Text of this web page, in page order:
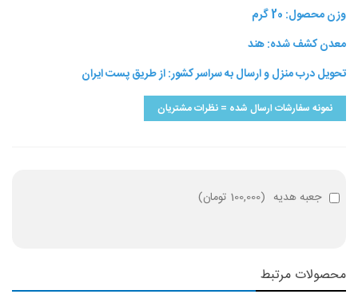
وزن محصول: 20 گرم
معدن کشف شده: هند
تحویل درب منزل و ارسال به سراسر کشور: از طریق پست ایران
نمونه سفارشات ارسال شده = نظرات مشتریان
جعبه هدیه (100,000 تومان )
محصولات مرتبط